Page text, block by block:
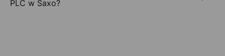
PLC w Saxo?